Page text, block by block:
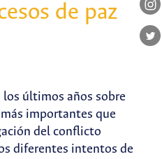
de paz
últimos años sobre
importantes que
del conflicto
diferentes intentos de